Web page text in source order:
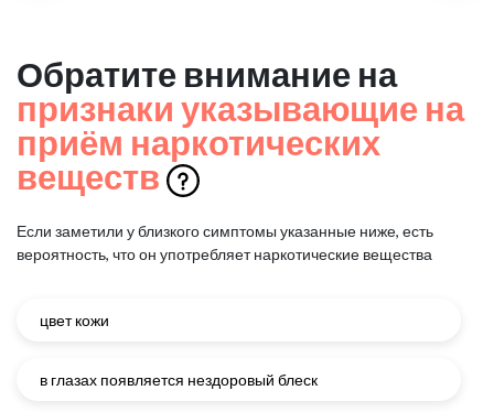
Обратите внимание на
признаки указывающие на
приём наркотических
веществ
Если заметили у близкого симптомы указанные ниже, есть
вероятность, что он употребляет наркотические вещества
цвет кожи
в глазах появляется нездоровый блеск